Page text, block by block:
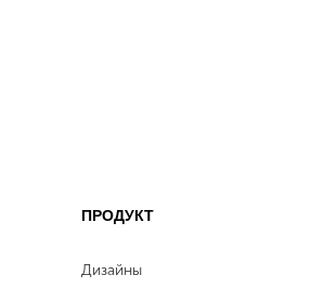
ПРОДУКТ
Дизайны